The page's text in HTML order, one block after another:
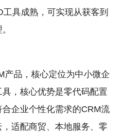
具成熟，可实现从获客到
产品，核心定位为中小微企
，核心优势是零代码配置
企业个性化需求的CRM流
适配商贸、本地服务、零